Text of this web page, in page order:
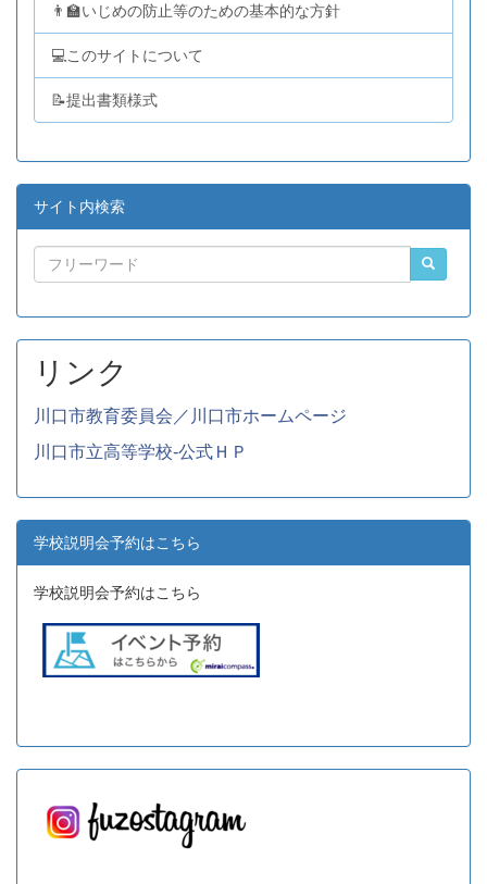
👨‍🏫いじめの防止等のための基本的な方針
💻このサイトについて
📝提出書類様式
サイト内検索
リンク
川口市教育委員会／川口市ホームページ
川口市立高等学校-公式ＨＰ
学校説明会予約はこちら
学校説明会予約はこちら